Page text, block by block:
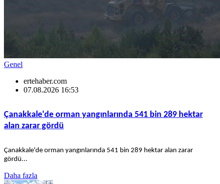
Genel
ertehaber.com
07.08.2026 16:53
Çanakkale'de orman yangınlarında 541 bin 289 hektar
alan zarar gördü
Çanakkale'de orman yangınlarında 541 bin 289 hektar alan zarar
gördü...
Daha fazla